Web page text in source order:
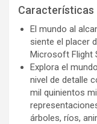
Características
El mundo al
siente el placer
Microsoft Flight
Explora el
nivel de detalle
mil quinientos
árboles, ríos,